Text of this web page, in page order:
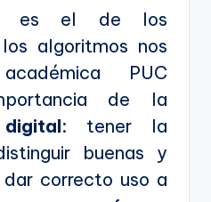
es el de los
algoritmos nos
PUC
de la
: tener la
buenas y
correcto uso a